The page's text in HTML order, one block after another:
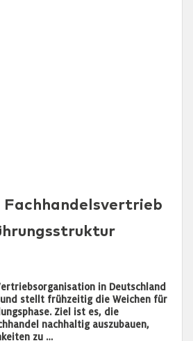
in Deutschland
stellt frühzeitig die Weichen für
Ziel ist es, die
nachhaltig auszubauen,
zu …